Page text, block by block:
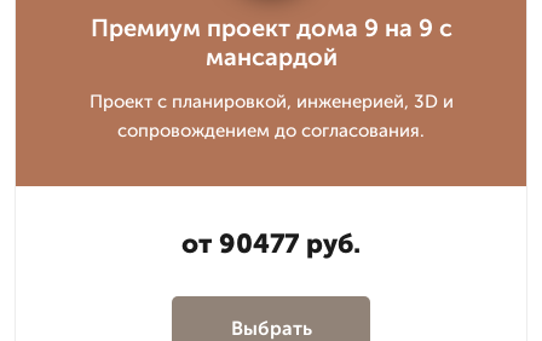
Премиум проект дома 9 на 9 с
мансардой
Проект с планировкой, инженерией, 3D и
сопровождением до согласования.
от 90477 руб.
Выбрать